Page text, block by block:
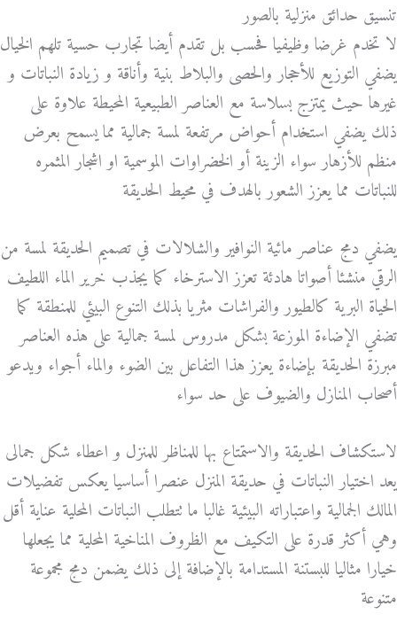
تنسيق حدائق منزلية بالصور
لا تخدم غرضا وظيفيا فحسب بل تقدم أيضا تجارب حسية تلهم الخيال
يضفي التوزيع للأحجار والحصى والبلاط بنية وأناقة و زيادة النباتات و
غيرها حيث يمتزج بسلاسة مع العناصر الطبيعية المحيطة علاوة على
ذلك يضفي استخدام أحواض مرتفعة لمسة جمالية مما يسمح بعرض
منظم للأزهار سواء الزينة أو الخضراوات الموسمية او اشجار المثمره
للنباتات مما يعزز الشعور بالهدف في محيط الحديقة
يضفي دمج عناصر مائية النوافير والشلالات في تصميم الحديقة لمسة من
الرقي منشئا أصواتا هادئة تعزز الاسترخاء كما يجذب خرير الماء اللطيف
الحياة البرية كالطيور والفراشات مثريا بذلك التنوع البيئي للمنطقة كما
تضفي الإضاءة الموزعة بشكل مدروس لمسة جمالية على هذه العناصر
مبرزة الحديقة بإضاءة يعزز هذا التفاعل بين الضوء والماء أجواء ويدعو
أصحاب المنازل والضيوف على حد سواء
لاستكشاف الحديقة والاستمتاع بها للمناظر للمنزل و اعطاء شكل جمالى
يعد اختيار النباتات في حديقة المنزل عنصرا أساسيا يعكس تفضيلات
المالك الجمالية واعتباراته البيئية غالبا ما تتطلب النباتات المحلية عناية أقل
وهي أكثر قدرة على التكيف مع الظروف المناخية المحلية مما يجعلها
خيارا مثاليا للبستنة المستدامة بالإضافة إلى ذلك يضمن دمج مجموعة
متنوعة